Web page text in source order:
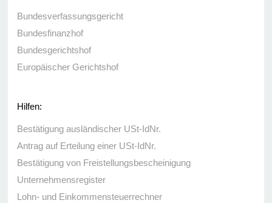
Bundesverfassungsgericht
Bundesfinanzhof
Bundesgerichtshof
Europäischer Gerichtshof
Hilfen:
Bestätigung ausländischer USt-IdNr.
Antrag auf Erteilung einer USt-IdNr.
Bestätigung von Freistellungsbescheinigung
Unternehmensregister
Lohn- und Einkommensteuerrechner